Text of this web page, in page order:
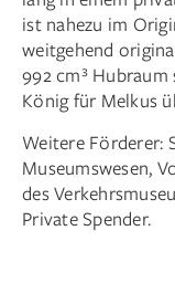
ist nahezu im
weitgehend
992 cm³
König für Melkus
Weitere Förderer:
Museumswesen,
des
Private Spender.